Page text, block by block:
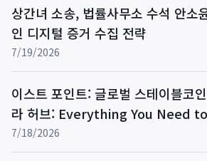
상간녀 소송, 법률사무소 수석 안소
인 디지털 증거 수집 전략
7/19/2026
이스트 포인트: 글로벌 스테이블코
라 허브: Everything You Need
7/18/2026